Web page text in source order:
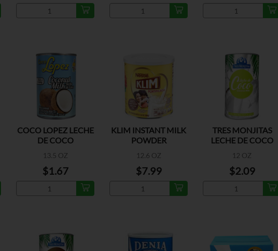
COCO LOPEZ LECHE
DE COCO
13.5 OZ
$1.67
KLIM INSTANT MILK
POWDER
12.6 OZ
$7.99
TRES MONJITAS
LECHE DE COCO
12 OZ
$2.09